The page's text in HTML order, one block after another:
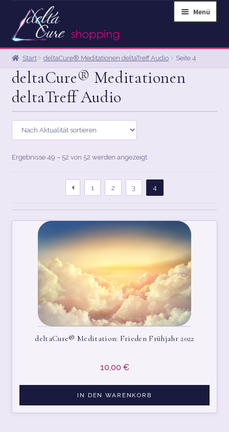
Navigation
springen
Inhalt
springen
Menü
START
ALLGEMEINE GESCHÄFTSBEDINGUNGEN
BLOG FULL WIDTH
BLOG NO SIDEBAR
BLOG RIGHT SIDEBAR
CART
CHECKOUT
CONTACT
CONTACT LAYOUT 2
HOME1
Start deltaCure® Meditationen deltaTreff Audio Seite 4
deltaCure® Meditationen
deltaTreff Audio
Ergebnisse 49 – 52 von 52 werden angezeigtNach
sortiert
1 2 3 4
deltaCure® Meditation: Frieden Frühjahr 2022
10,00 €
IN DEN WARENKORB